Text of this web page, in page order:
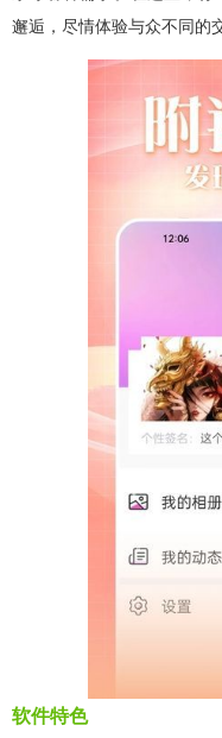
邂逅，尽情体验与众不同的
软件特色